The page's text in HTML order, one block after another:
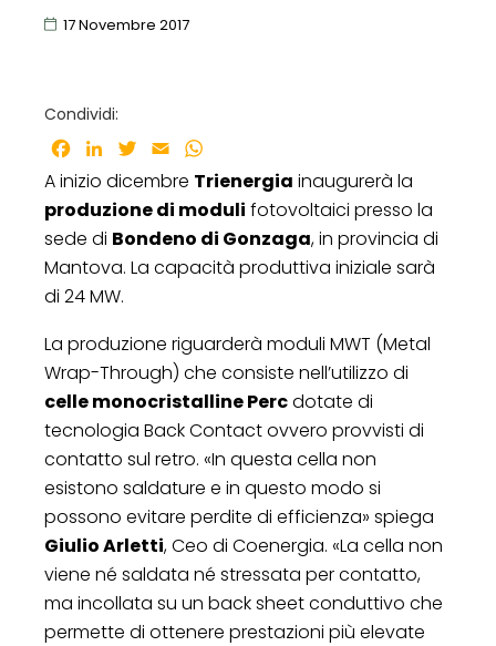
17 Novembre 2017
Condividi:
Facebook
LinkedInTwitter
Email
A inizio dicembre Trienergia inaugurerà la
produzione di moduli fotovoltaici presso la
sede di Bondeno di Gonzaga, in provincia di
Mantova. La capacità produttiva iniziale sarà
di 24 MW.
La produzione riguarderà moduli MWT (Metal
Wrap-Through) che consiste nell’utilizzo di
celle monocristalline Percdotate di
tecnologia Back Contact ovvero provvisti di
contatto sul retro. «In questa cella non
esistono saldature e in questo modo si
possono evitare perdite di efficienza» spiega
Giulio Arletti, Ceo di Coenergia. «La cella non
viene né saldata né stressata per contatto,
ma incollata su un back sheet conduttivo che
permette di ottenere prestazioni più elevate